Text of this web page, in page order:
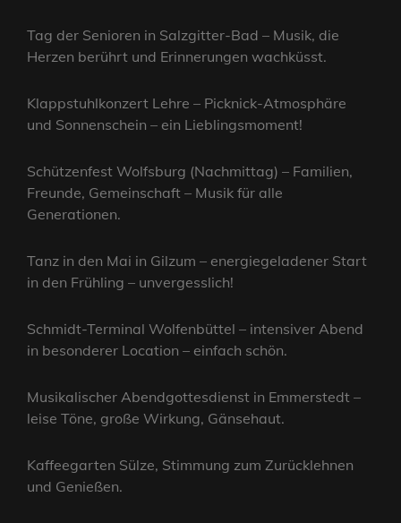
Tag der Senioren in Salzgitter-Bad – Musik, die
Herzen berührt und Erinnerungen wachküsst.
Klappstuhlkonzert Lehre – Picknick-Atmosphäre
und Sonnenschein – ein Lieblingsmoment!
Schützenfest Wolfsburg (Nachmittag) – Familien,
Freunde, Gemeinschaft – Musik für alle
Generationen.
Tanz in den Mai in Gilzum – energiegeladener Start
in den Frühling – unvergesslich!
Schmidt-Terminal Wolfenbüttel – intensiver Abend
in besonderer Location – einfach schön.
Musikalischer Abendgottesdienst in Emmerstedt –
leise Töne, große Wirkung, Gänsehaut.
Kaffeegarten Sülze, Stimmung zum Zurücklehnen
und Genießen.